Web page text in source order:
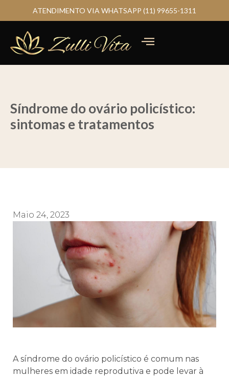
ATENDIMENTO VIA WHATSAPP (11) 99655-1311
Síndrome do ovário policístico:
sintomas e tratamentos
Maio 24, 2023
A síndrome do ovário policístico é comum nas
mulheres em idade reprodutiva e pode levar à